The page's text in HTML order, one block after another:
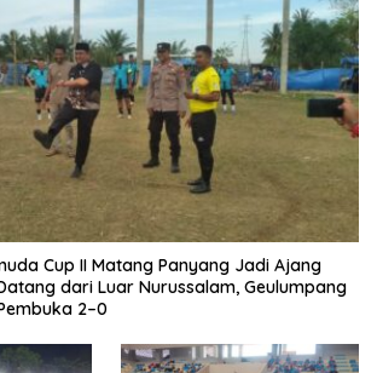
Cup II Matang Panyang Jadi Ajang
dari Luar Nurussalam, Geulumpang
2–0